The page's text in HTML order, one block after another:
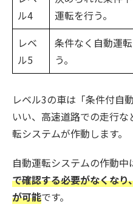
ル4
運転を行う。
レベ
ル5
条件なく自動運
う。
レベル3の車は「条件付自
いい、高速道路での走行
転システムが作動します。
自動運転システムの作動
で確認する必要がなくな
が可能です。